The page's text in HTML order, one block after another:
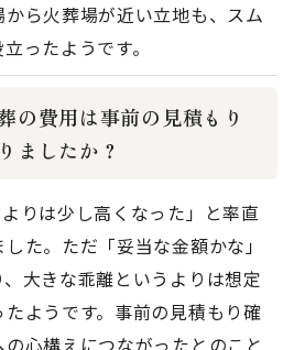
ら火葬場が近い立地も、スム
ったようです。
の費用は事前の見積もり
ましたか？
りは少し高くなった」と率直
た。ただ「妥当な金額かな」
、大きな乖離というよりは想定
ようです。事前の見積もり確
心構えにつながったとのこと